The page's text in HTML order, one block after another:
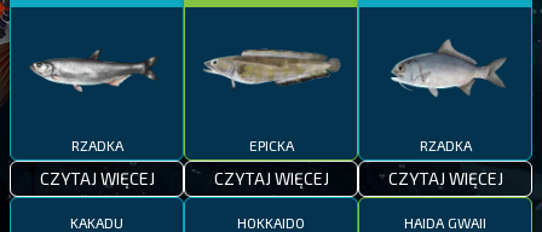
RZADKA
CZYTAJ WIĘCEJ
EPICKA
CZYTAJ WIĘCEJ
RZADKA
CZYTAJ WIĘCEJ
KAKADU HOKKAIDO HAIDA GWAII